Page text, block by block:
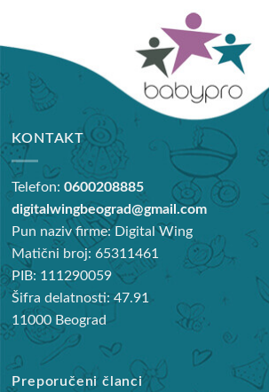
KONTAKT
Telefon:0600208885
digitalwingbeograd@gmail.com
Pun naziv firme: Digital Wing
Matični broj: 65311461
PIB: 111290059
Šifra delatnosti: 47.91
11000 Beograd
Preporučeni članci